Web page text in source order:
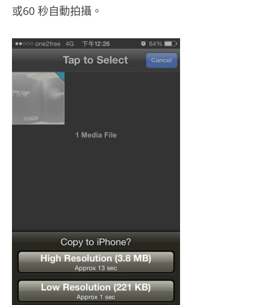
或60 秒自動拍攝。